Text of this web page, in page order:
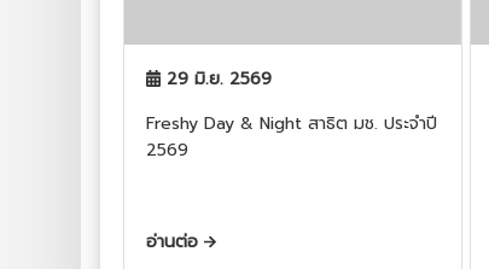
29 มิ.ย. 2569
Freshy Day & Night สาธิต มช. ประจำปี
2569
อ่านต่อ